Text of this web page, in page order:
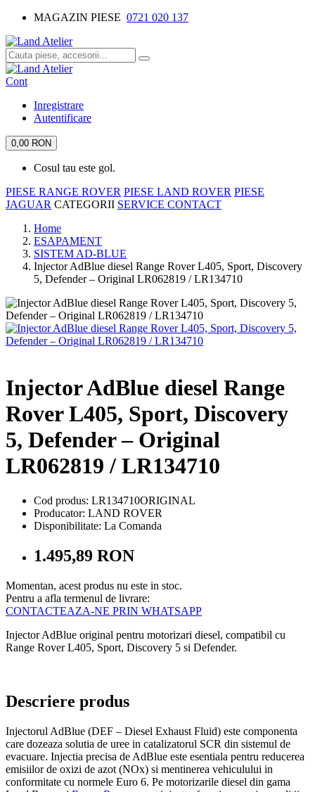
MAGAZIN PIESE 0721 020 137
Cont
Inregistrare
Autentificare
0,00 RON
Cosul tau este gol.
PIESE RANGE ROVER PIESE LAND ROVER PIESE
JAGUAR CATEGORII SERVICE CONTACT
Home
ESAPAMENT
SISTEM AD-BLUE
Injector AdBlue diesel Range Rover L405, Sport, Discovery
5, Defender – Original LR062819 / LR134710
Injector AdBlue diesel Range
Rover L405, Sport, Discovery
5, Defender – Original
LR062819 / LR134710
Cod produs: LR134710ORIGINAL
Producator: LAND ROVER
Disponibilitate: La Comanda
1.495,89 RON
Momentan, acest produs nu este in stoc.
Pentru a afla termenul de livrare:
CONTACTEAZA-NE PRIN WHATSAPP
Injector AdBlue original pentru motorizari diesel, compatibil cu
Range Rover L405, Sport, Discovery 5 si Defender.
Descriere produs
Injectorul AdBlue (DEF – Diesel Exhaust Fluid) este componenta
care dozeaza solutia de uree in catalizatorul SCR din sistemul de
evacuare. Injectia precisa de AdBlue este esentiala pentru reducerea
emisiilor de oxizi de azot (NOx) si mentinerea vehiculului in
conformitate cu normele Euro 6. Pe motorizarile diesel din gama